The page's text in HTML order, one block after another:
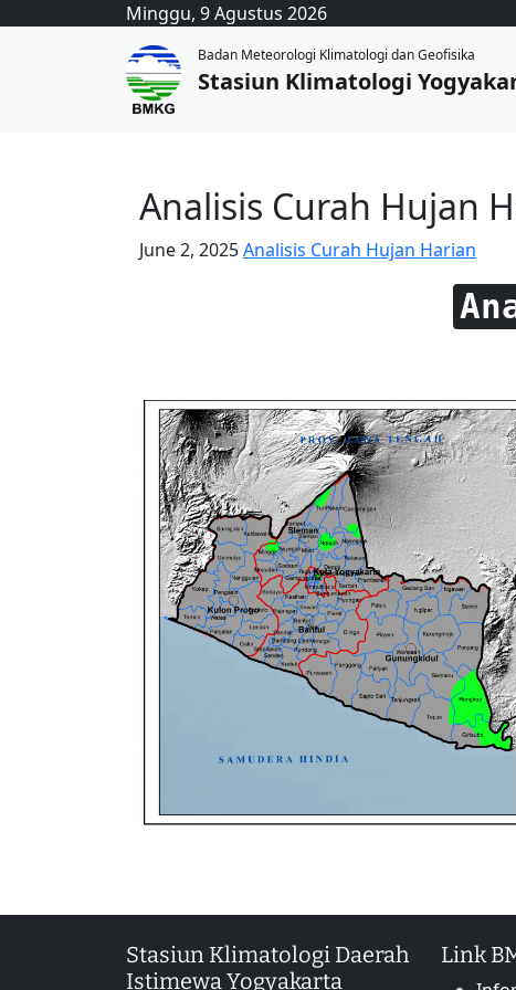
Minggu, 9 Agustus 2026
Badan Meteorologi Klimatologi dan Geofisika
Stasiun Klimatologi
Analisis Curah Hujan
June 2, 2025Analisis Curah Hujan Harian
Stasiun Klimatologi Daerah
Istimewa Yogyakarta
Link